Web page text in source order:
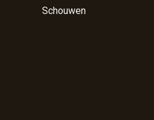
Schouwen